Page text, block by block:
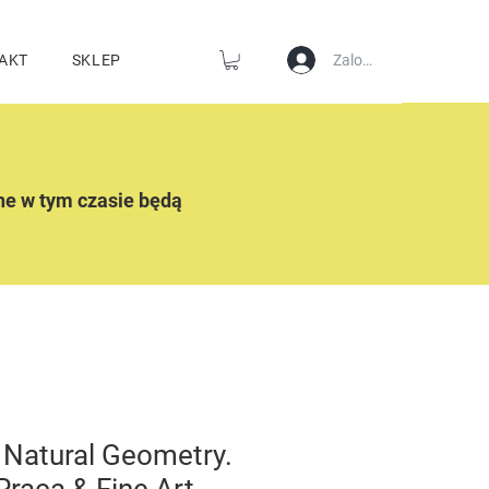
SKLEP Zaloguj się
w tym czasie będą
Geometry.